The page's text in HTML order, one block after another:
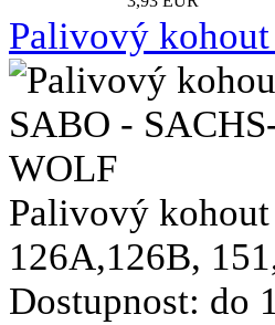
Palivový
Palivový
126A,126B,
Dostupnost: do